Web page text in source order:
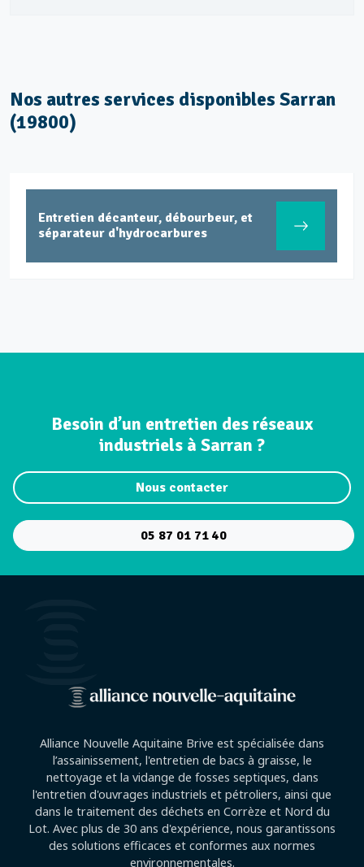
Nos autres services disponibles Sarran
(19800)
Entretien décanteur, débourbeur, et
séparateur d'hydrocarbures
Besoin d’un entretien des réseaux
industriels à Sarran ?
Nous contacter
05 87 01 71 40
Alliance Nouvelle Aquitaine Brive est spécialisée dans
l’assainissement, l'entretien de bacs à graisse, le
nettoyage et la vidange de fosses septiques, dans
l'entretien d'ouvrages industriels et pétroliers, ainsi que
dans le traitement des déchets en Corrèze et Nord du
Lot. Avec plus de 30 ans d'expérience, nous garantissons
des solutions efficaces et conformes aux normes
environnementales.